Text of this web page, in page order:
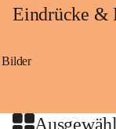
Eindrücke &
Bilder